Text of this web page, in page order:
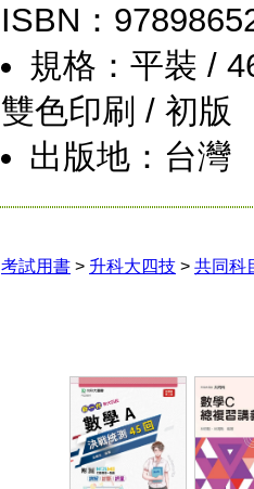
ISBN：
規格：平裝 /
雙色印刷 / 初版
出版地：台灣
考試用書 > 升科大四技 > 共同科